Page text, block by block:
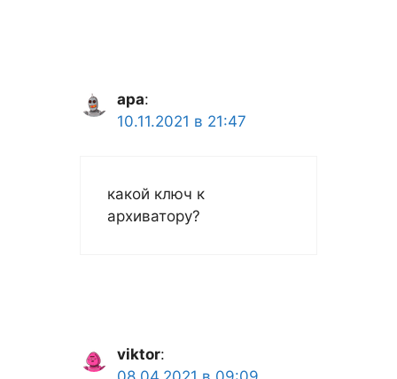
ара:
10.11.2021 в 21:47
какой ключ к
архиватору?
viktor: